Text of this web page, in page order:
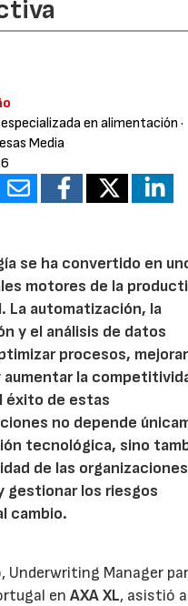
en alimentación ·
Media
se ha convertido en
motores de la
La automatización, la
y el análisis de datos
procesos,
la
éxito de estas
no depende
tecnológica, sino
de las
gestionar los riesgos
cambio.
Underwriting Manager
enAXA XL, asistió